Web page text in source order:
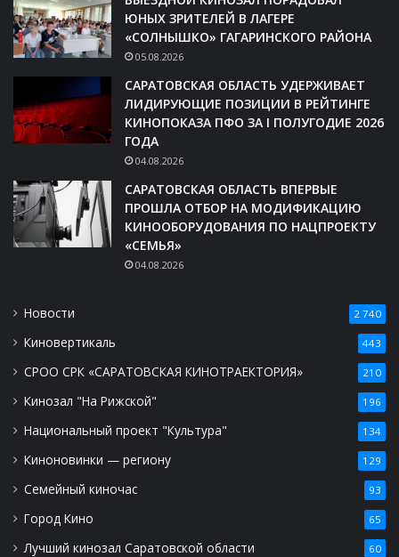
ЮНЫХ ЗРИТЕЛЕЙ В ЛАГЕРЕ
«СОЛНЫШКО» ГАГАРИНСКОГО РАЙОНА
05.08.2026
САРАТОВСКАЯ ОБЛАСТЬ УДЕРЖИВАЕТ
ЛИДИРУЮЩИЕ ПОЗИЦИИ В РЕЙТИНГЕ
КИНОПОКАЗА ПФО ЗА I ПОЛУГОДИЕ 2026
ГОДА
04.08.2026
САРАТОВСКАЯ ОБЛАСТЬ ВПЕРВЫЕ
ПРОШЛА ОТБОР НА МОДИФИКАЦИЮ
КИНООБОРУДОВАНИЯ ПО НАЦПРОЕКТУ
«СЕМЬЯ»
04.08.2026
Новости 2 740
Киновертикаль 443
СРОО СРК «САРАТОВСКАЯ КИНОТРАЕКТОРИЯ» 210
Кинозал "На Рижской" 196
Национальный проект "Культура" 134
Киноновинки — региону 129
Семейный киночас 93
Город Кино 65
Лучший кинозал Саратовской области 60